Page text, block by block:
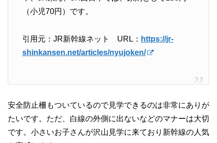
（小児70円）です。
引用元：JR新幹線ネット URL： https://jr-
shinkansen.net/articles/nyujoken/
安全防止柵もついているので見学できるのは非常にありが
たいです。ただ、白線の外側に出ないなどのマナーは大切
です。小さいお子さんが沢山見学に来ており新幹線の人気